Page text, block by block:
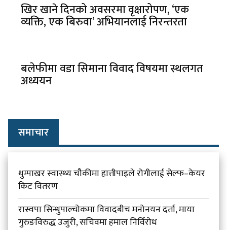
खिर खाने दिनको अवसरमा वृक्षारोपण, ‘एक
व्यक्ति, एक बिरुवा’ अभियानलाई निरन्तरता
बलेफीमा वडा सिमाना विवाद विषयमा स्थलगत
अध्ययन
समाचार
थुम्पाखर स्वास्थ्य चौकीमा हात्तीपाइले रोगीलाई सेल्फ–केयर
किट वितरण
रास्वपा सिन्धुपाल्चोकमा विवादबीच मनोनयन दर्ता, माया
गुरुङविरुद्ध उजुरी, सचिवमा हमाल निर्विरोध